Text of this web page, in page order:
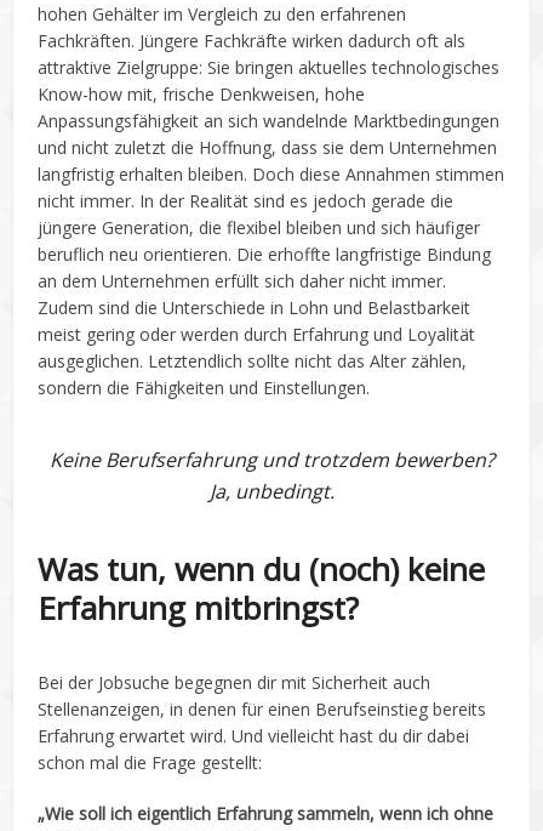
hohen Gehälter im Vergleich zu den erfahrenen
Fachkräften. Jüngere Fachkräfte wirken dadurch oft als
attraktive Zielgruppe: Sie bringen aktuelles technologisches
Know-how mit, frische Denkweisen, hohe
Anpassungsfähigkeit an sich wandelnde Marktbedingungen
und nicht zuletzt die Hoffnung, dass sie dem Unternehmen
langfristig erhalten bleiben. Doch diese Annahmen stimmen
nicht immer. In der Realität sind es jedoch gerade die
jüngere Generation, die flexibel bleiben und sich häufiger
beruflich neu orientieren. Die erhoffte langfristige Bindung
an dem Unternehmen erfüllt sich daher nicht immer.
Zudem sind die Unterschiede in Lohn und Belastbarkeit
meist gering oder werden durch Erfahrung und Loyalität
ausgeglichen. Letztendlich sollte nicht das Alter zählen,
sondern die Fähigkeiten und Einstellungen.
Keine Berufserfahrung und trotzdem bewerben?
Ja, unbedingt.
Was tun, wenn du (noch) keine
Erfahrung mitbringst?
Bei der Jobsuche begegnen dir mit Sicherheit auch
Stellenanzeigen, in denen für einen Berufseinstieg bereits
Erfahrung erwartet wird. Und vielleicht hast du dir dabei
schon mal die Frage gestellt:
„Wie soll ich eigentlich Erfahrung sammeln, wenn ich ohne